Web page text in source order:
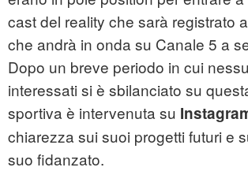
cast del reality che sarà registrato
che andrà in onda su Canale 5 a
Dopo un breve periodo in cui
interessati si è sbilanciato su
sportiva è intervenuta su
chiarezza sui suoi progetti futuri e
suo fidanzato.